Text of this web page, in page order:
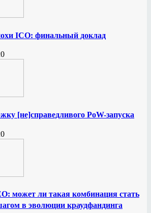
ICO: финальный доклад
[не]справедливого PoW-запуска
может ли такая комбинация стать
в эволюции краудфандинга